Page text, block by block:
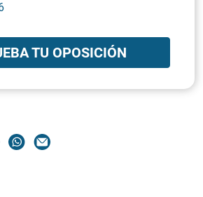
TU OPOSICIÓN